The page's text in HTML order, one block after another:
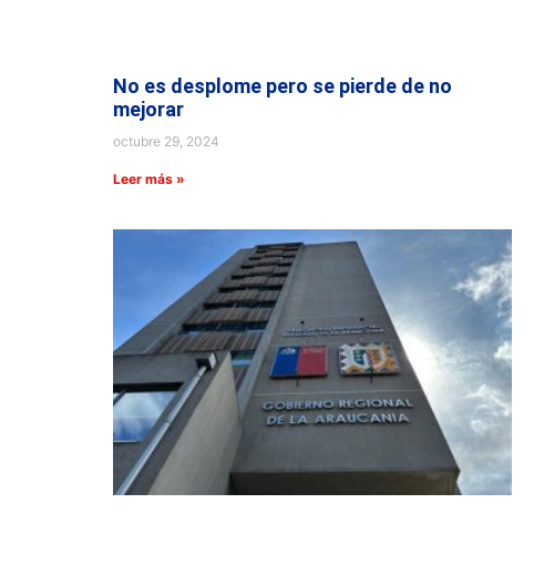
No es desplome pero se pierde de no
mejorar
octubre 29, 2024
Leer más »